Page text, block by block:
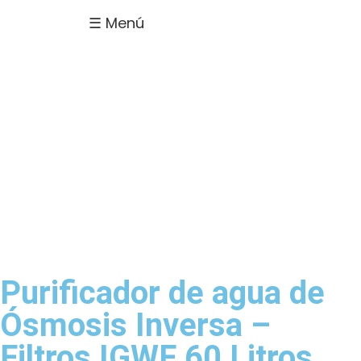
☰ Menú
Purificador de agua de
Ósmosis Inversa –